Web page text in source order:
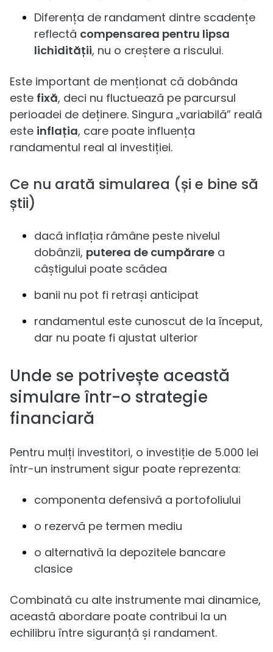
Diferența de randament dintre scadențe
reflectă compensarea pentru lipsa
lichidității, nu o creștere a riscului.
Este important de menționat că dobânda
este fixă, deci nu fluctuează pe parcursul
perioadei de deținere. Singura „variabilă” reală
este inflația, care poate influența
randamentul real al investiției.
Ce nu arată simularea (și e bine să
știi)
dacă inflația rămâne peste nivelul
dobânzii, puterea de cumpărare a
câștigului poate scădea
banii nu pot fi retrași anticipat
randamentul este cunoscut de la început,
dar nu poate fi ajustat ulterior
Unde se potrivește această
simulare într-o strategie
financiară
Pentru mulți investitori, o investiție de 5.000 lei
într-un instrument sigur poate reprezenta:
componenta defensivă a portofoliului
o rezervă pe termen mediu
o alternativă la depozitele bancare
clasice
Combinată cu alte instrumente mai dinamice,
această abordare poate contribui la un
echilibru între siguranță și randament.